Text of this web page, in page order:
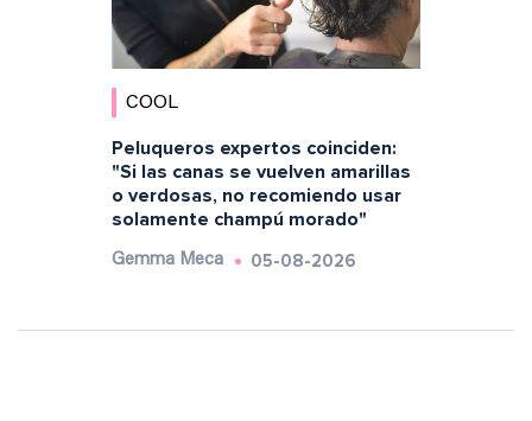
COOL
Peluqueros expertos coinciden:
"Si las canas se vuelven amarillas
o verdosas, no recomiendo usar
solamente champú morado"
Gemma Meca 05-08-2026